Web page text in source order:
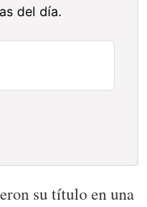
del día.
su título en una